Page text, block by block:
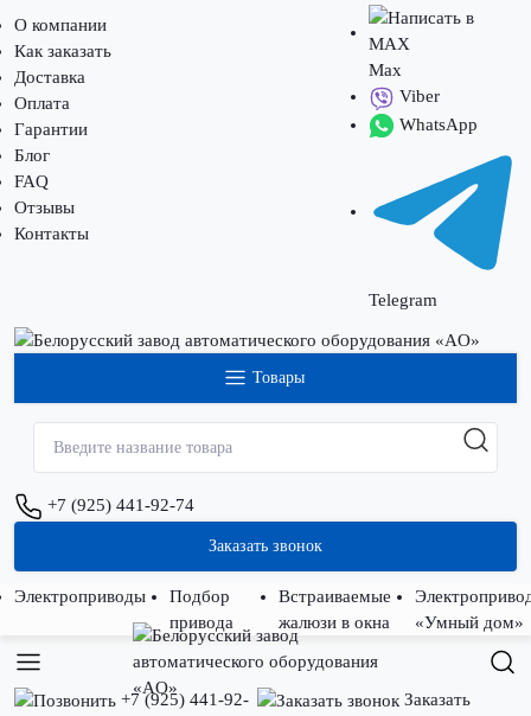
О компании
Как заказать
Доставка
Оплата
Гарантии
Блог
FAQ
Отзывы
Контакты
Max
Viber
WhatsApp
Telegram
Товары
+7 (925) 441-92-74
Заказать звонок
Электроприводы
Подбор
привода
Встраиваемые
жалюзи в окна
«Умный дом»
+7 (925) 441-92-
Заказать